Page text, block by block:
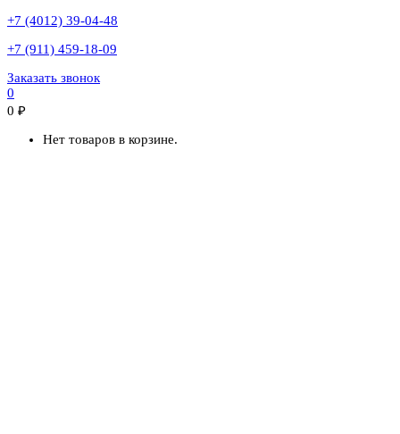
+7 (4012) 39-04-48
+7 (911) 459-18-09
Заказать звонок
0
0 ₽
Нет товаров в корзине.